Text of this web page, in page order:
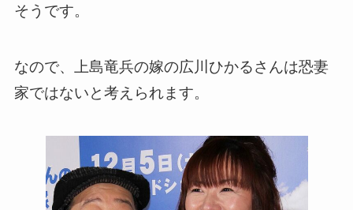
そうです。
なので、上島竜兵の嫁の広川ひかるさんは恐妻
家ではないと考えられます。